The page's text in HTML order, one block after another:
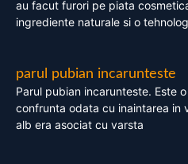
au facut furori pe piata
ingrediente naturale si o
parul pubian incarunteste
Parul pubian incarunteste. Este
confrunta odata cu inaintarea in
alb era asociat cu varsta